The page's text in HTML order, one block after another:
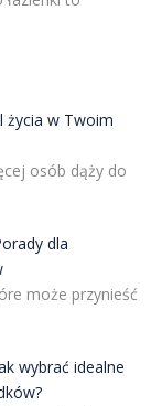
życia w Twoim
osób dąży do
dla
może przynieść
wybrać idealne